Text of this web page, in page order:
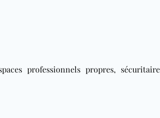
professionnels propres,